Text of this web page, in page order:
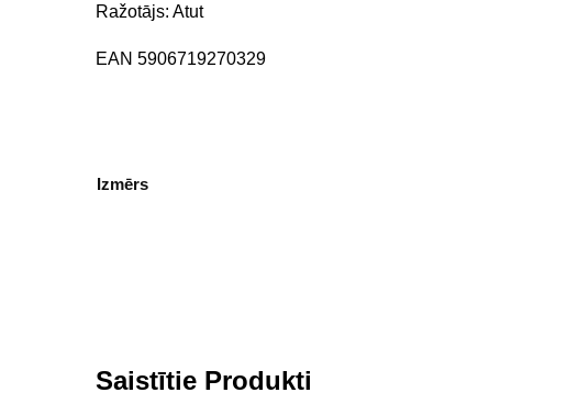
Ražotājs: Atut
EAN 5906719270329
Izmērs
Saistītie Produkti